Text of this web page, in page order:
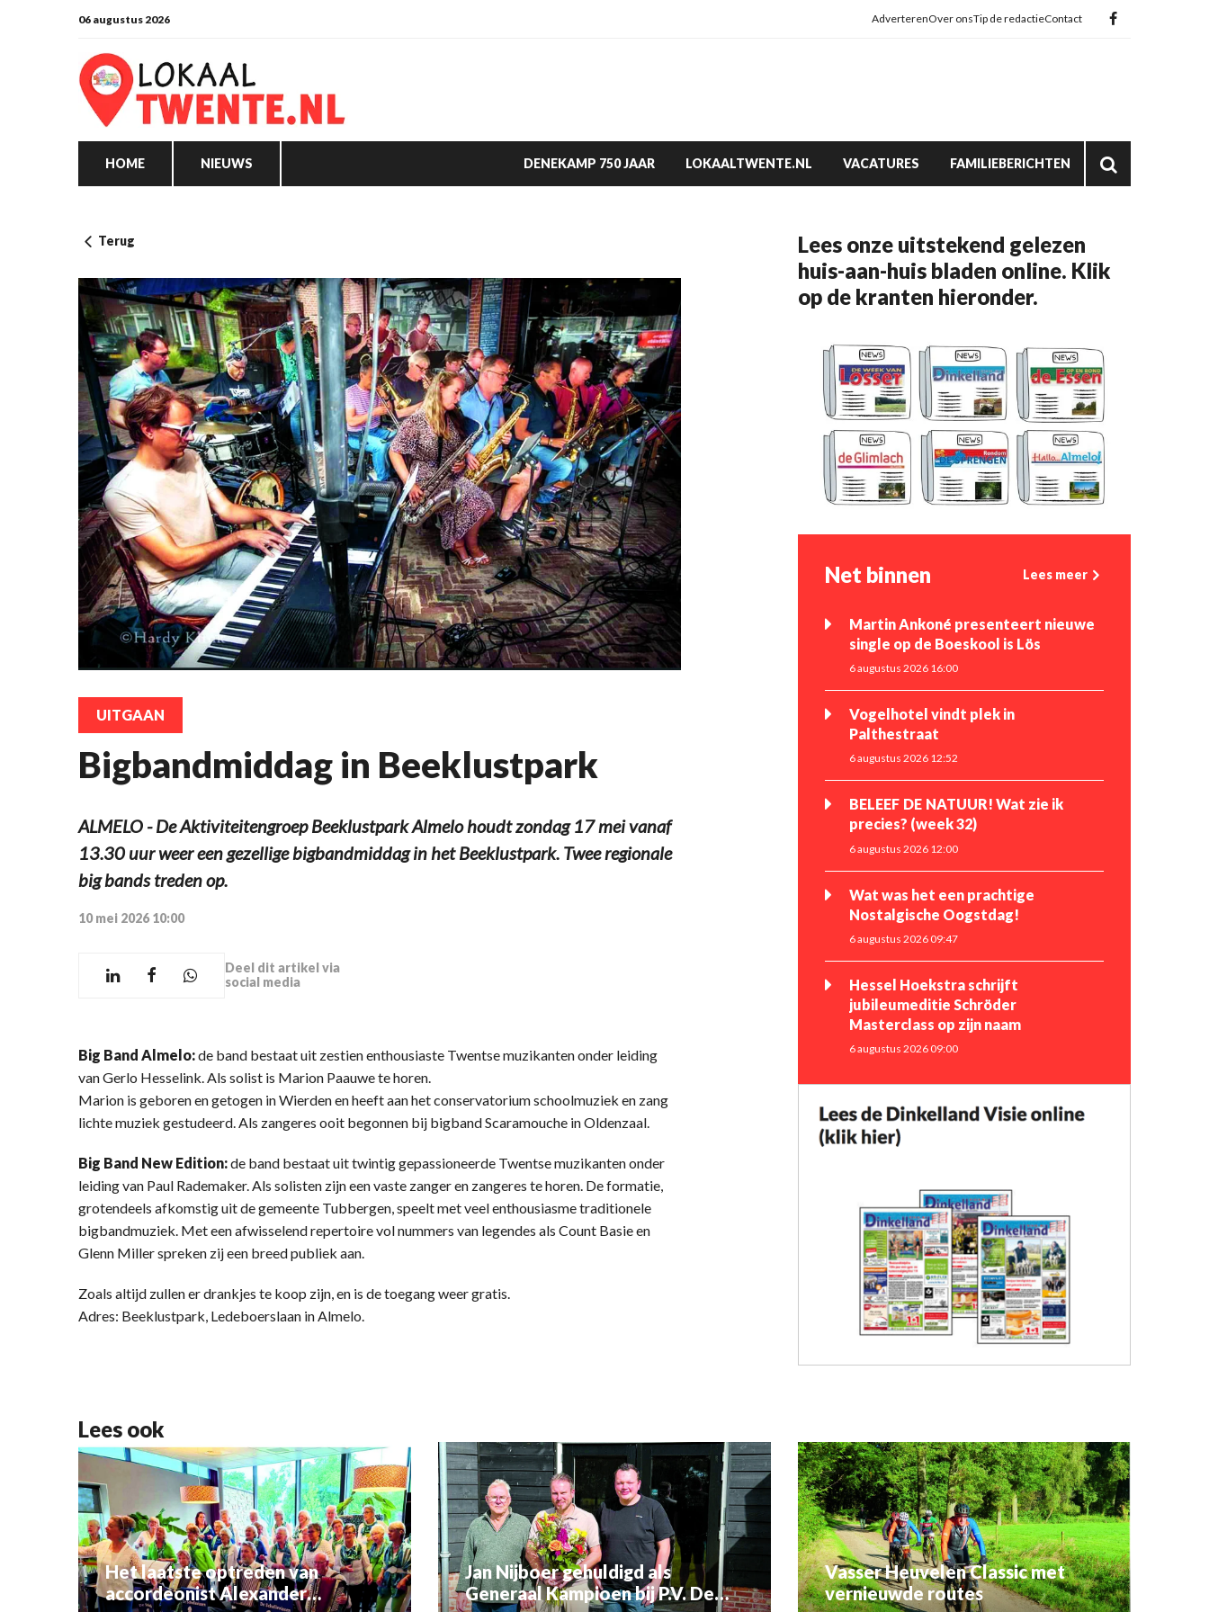
06 augustus 2026 AdverterenOver onsTip de redactieContact
HOME NIEUWS DENEKAMP 750 JAAR LOKAALTWENTE.NL VACATURES FAMILIEBERICHTEN
Terug
UITGAAN
Bigbandmiddag in Beeklustpark
ALMELO - De Aktiviteitengroep Beeklustpark Almelo houdt zondag 17 mei vanaf
13.30 uur weer een gezellige bigbandmiddag in het Beeklustpark. Twee regionale
big bands treden op.
10 mei 2026 10:00
Deel dit artikel via
social media
Big Band Almelo:de band bestaat uit zestien enthousiaste Twentse muzikanten onder leiding
van Gerlo Hesselink. Als solist is Marion Paauwe te horen.
Marion is geboren en getogen in Wierden en heeft aan het conservatorium schoolmuziek en zang
lichte muziek gestudeerd. Als zangeres ooit begonnen bij bigband Scaramouche in Oldenzaal.
Big Band New Edition:de band bestaat uit twintig gepassioneerde Twentse muzikanten onder
leiding van Paul Rademaker. Als solisten zijn een vaste zanger en zangeres te horen. De formatie,
grotendeels afkomstig uit de gemeente Tubbergen, speelt met veel enthousiasme traditionele
bigbandmuziek. Met een afwisselend repertoire vol nummers van legendes als Count Basie en
Glenn Miller spreken zij een breed publiek aan.
Zoals altijd zullen er drankjes te koop zijn, en is de toegang weer gratis.
Adres: Beeklustpark, Ledeboerslaan in Almelo.
Lees onze uitstekend gelezen
huis-aan-huis bladen online. Klik
op de kranten hieronder.
Net binnen Lees meer
Martin Ankoné presenteert nieuwe
single op de Boeskool is Lös
6 augustus 2026 16:00
Vogelhotel vindt plek in
Palthestraat
6 augustus 2026 12:52
BELEEF DE NATUUR! Wat zie ik
precies? (week 32)
6 augustus 2026 12:00
Wat was het een prachtige
Nostalgische Oogstdag!
6 augustus 2026 09:47
Hessel Hoekstra schrijft
jubileumeditie Schröder
Masterclass op zijn naam
6 augustus 2026 09:00
Lees ook
Het laatste optreden van
accordeonist Alexander
Jan Nijboer gehuldigd als
Generaal Kampioen bij P.V. De
Vasser Heuvelen Classic met
vernieuwde routes